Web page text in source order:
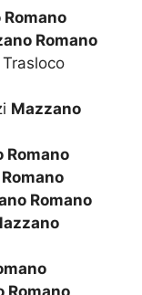
Romano
Mazzano
Romano
Romano
Romano